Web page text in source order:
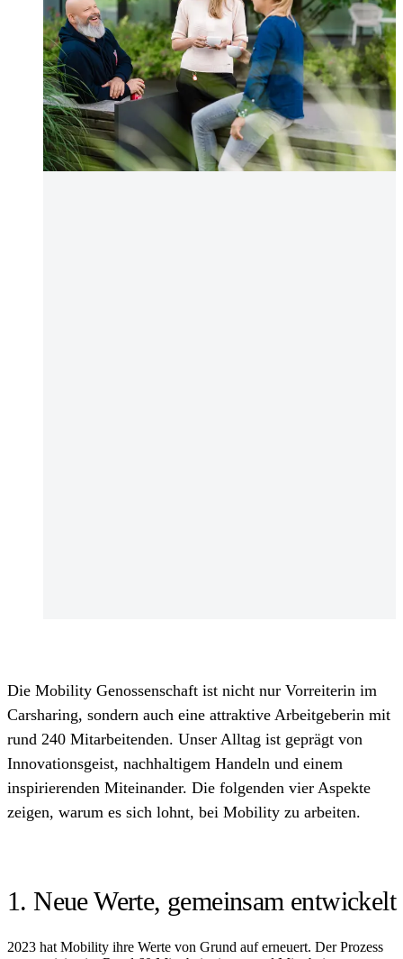
Die Mobility Genossenschaft ist nicht nur Vorreiterin im
Carsharing, sondern auch eine attraktive Arbeitgeberin mit
rund 240 Mitarbeitenden. Unser Alltag ist geprägt von
Innovationsgeist, nachhaltigem Handeln und einem
inspirierenden Miteinander. Die folgenden vier Aspekte
zeigen, warum es sich lohnt, bei Mobility zu arbeiten.
1. Neue Werte, gemeinsam entwickelt
2023 hat Mobility ihre Werte von Grund auf erneuert. Der Prozess